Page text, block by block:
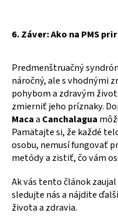
6. Záver: Ako na PMS
Predmenštruačný
náročný, ale s vhodnými
pohybom a zdravým
zmierniť jeho príznaky.
MacaaCanchalagua
Pamätajte si, že každé
osobu, nemusí fungovať
metódy a zistiť, čo vám
Ak vás tento článok
sledujte nás a nájdite
života a zdravia.